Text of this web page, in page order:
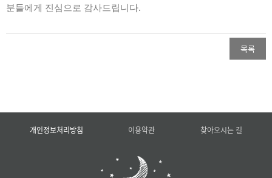
분들에게 진심으로 감사드립니다.
목록
개인정보처리방침 이용약관 찾아오시는 길